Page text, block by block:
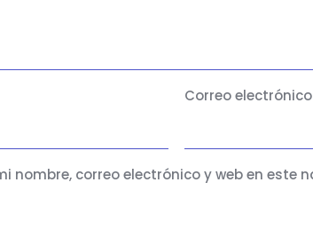
Correo electrónico
nombre, correo electrónico y web en este